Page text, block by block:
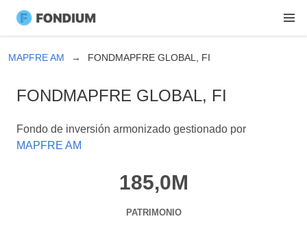
MAPFRE AM FONDMAPFRE GLOBAL, FI
FONDMAPFRE GLOBAL, FI
Fondo de inversión armonizado gestionado por
MAPFRE AM
185,0M
PATRIMONIO